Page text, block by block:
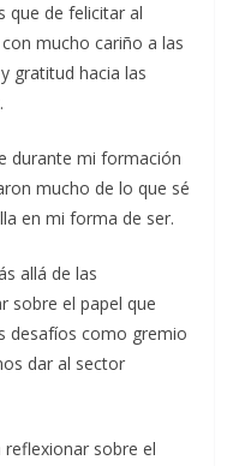
que de felicitar al
mucho cariño a las
gratitud hacia las
durante mi formación
mucho de lo que sé
en mi forma de ser.
allá de las
sobre el papel que
desafíos como gremio
dar al sector
sobre el